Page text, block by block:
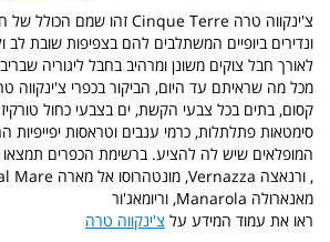
צ'ינקווה טרה Cinque Terre זהו שמם הכולל של
ונדירים ביופיים המשתלבים להם בצפיפות שובת לב
לאורך חבל צוקים משונן ומרהיב בחבל ליגוריה
מכל מה שראיתם עד היום, הביקור בכפרי צ'ינקווה
קסום, בתים בכל צבעי הקשת, ים בצבעי כחול
סימטאות פתלתלות, כרמי ענבים וטראסות
המופלאים שיש לה להציע. ברשימת הכפרים תמצאו
, ורנאצה Vernazza, מונטהרוסו אל מארה Mare
מאנארולה Manarola, וריומאג'ור
ראו את עמוד המידע על צ'ינקווה טרה